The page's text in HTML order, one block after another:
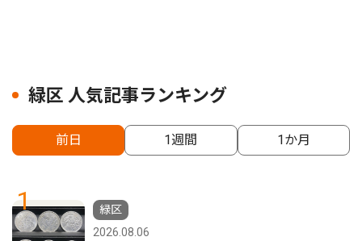
緑区 人気記事ランキング
前日 1週間 1か月
1
緑区
2026.08.06